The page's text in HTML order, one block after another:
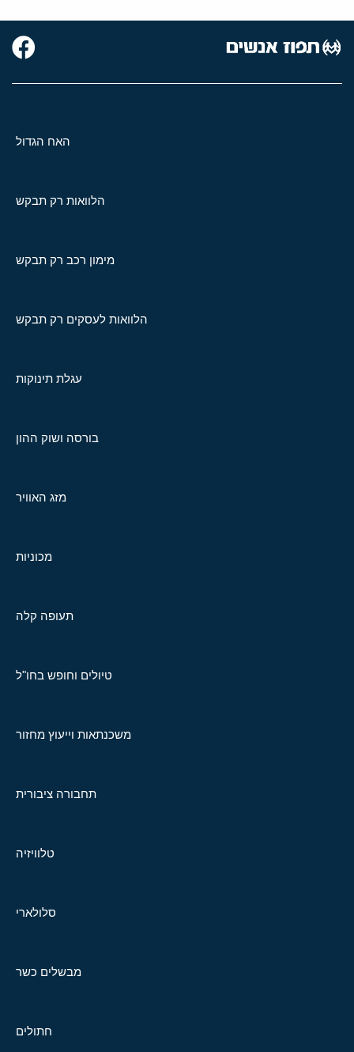
האח הגדול
הלוואות רק תבקש
מימון רכב רק תבקש
הלוואות לעסקים רק תבקש
עגלת תינוקות
בורסה ושוק ההון
מזג האוויר
מכוניות
תעופה קלה
טיולים וחופש בחו"ל
משכנתאות וייעוץ מחזור
תחבורה ציבורית
טלוויזיה
סלולארי
מבשלים כשר
חתולים